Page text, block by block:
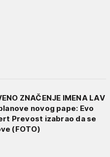
ZNAČENJE IMENA LAV
novog pape: Evo
Prevost izabrao da se
(FOTO)